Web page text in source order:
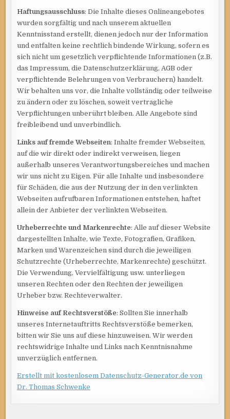
Haftungsausschluss: Die Inhalte dieses Onlineangebotes
wurden sorgfältig und nach unserem aktuellen
Kenntnisstand erstellt, dienen jedoch nur der Information
und entfalten keine rechtlich bindende Wirkung, sofern es
sich nicht um gesetzlich verpflichtende Informationen (z.B.
das Impressum, die Datenschutzerklärung, AGB oder
verpflichtende Belehrungen von Verbrauchern) handelt.
Wir behalten uns vor, die Inhalte vollständig oder teilweise
zu ändern oder zu löschen, soweit vertragliche
Verpflichtungen unberührt bleiben. Alle Angebote sind
freibleibend und unverbindlich.
Links auf fremde Webseiten: Inhalte fremder Webseiten,
auf die wir direkt oder indirekt verweisen, liegen
außerhalb unseres Verantwortungsbereiches und machen
wir uns nicht zu Eigen. Für alle Inhalte und insbesondere
für Schäden, die aus der Nutzung der in den verlinkten
Webseiten aufrufbaren Informationen entstehen, haftet
allein der Anbieter der verlinkten Webseiten.
Urheberrechte und Markenrechte: Alle auf dieser Website
dargestellten Inhalte, wie Texte, Fotografien, Grafiken,
Marken und Warenzeichen sind durch die jeweiligen
Schutzrechte (Urheberrechte, Markenrechte) geschützt.
Die Verwendung, Vervielfältigung usw. unterliegen
unseren Rechten oder den Rechten der jeweiligen
Urheber bzw. Rechteverwalter.
Hinweise auf Rechtsverstöße: Sollten Sie innerhalb
unseres Internetauftritts Rechtsverstöße bemerken,
bitten wir Sie uns auf diese hinzuweisen. Wir werden
rechtswidrige Inhalte und Links nach Kenntnisnahme
unverzüglich entfernen.
Erstellt mit kostenlosem Datenschutz-Generator.de von
Dr. Thomas Schwenke